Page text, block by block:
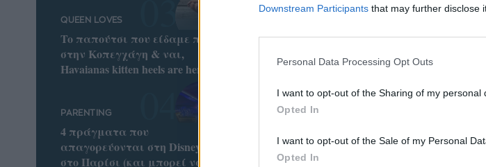
Downstream Participants that may further disclose
Personal Data Processing Opt Outs
I want to opt-out of the Sharing of my personal
Opted In
I want to opt-out of the Sale of my Personal
Opted In
QUEEN LOVES
To παπούτσι που είδαμε παντού
στην Κοπεγχάγη & ναι,
Havaianas kitten heels are here!
PARENTING
4 πράγματα που
απαγορεύονται στη Disneyland
στο Παρίσι (και μπορεί να σε